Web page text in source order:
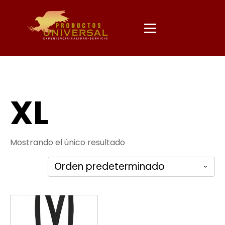
XL
Mostrando el único resultado
producto